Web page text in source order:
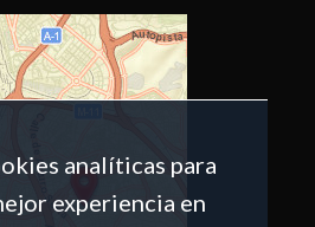
analíticas para
experiencia en